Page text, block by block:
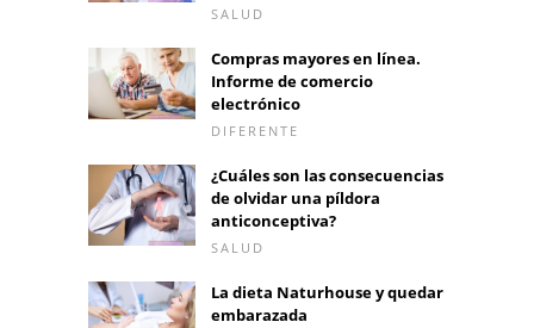
SALUD
Compras mayores en línea.
Informe de comercio
electrónico
DIFERENTE
¿Cuáles son las consecuencias
de olvidar una píldora
anticonceptiva?
SALUD
La dieta Naturhouse y quedar
embarazada